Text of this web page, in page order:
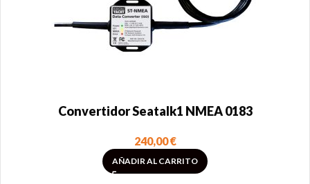
Convertidor Seatalk1 NMEA 0183
240,00€
AÑADIR AL CARRITO